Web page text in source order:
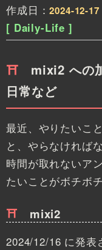
作成日：2024-12-17
[ Daily-Life ]
mixi2 への
日常など
最近、やりたいこ
と、やらなければ
時間が取れないア
たいことがボチボ
mixi2
2024/12/16 に発